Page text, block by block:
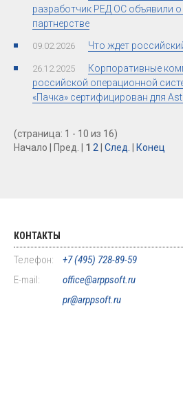
разработчик РЕД ОС объявили
партнерстве
09.02.2026 Что ждет
26.12.2025
Корпоративные
российской операционной
«Пачка» сертифицирован для
(страница: 1 - 10 из 16)
Начало | Пред. | 1 2 | След. | Конец
КОНТАКТЫ
Телефон:
+7 (495) 728-89-59
E-mail:
office@arppsoft.ru
pr@arppsoft.ru